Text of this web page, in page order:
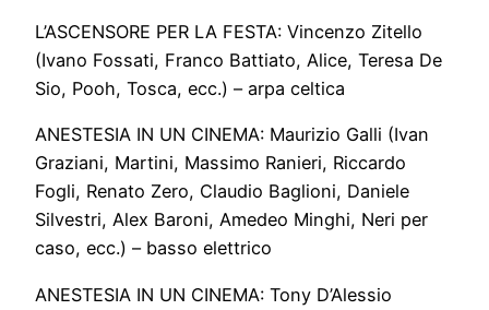
L’ASCENSORE PER LA FESTA: Vincenzo Zitello
(Ivano Fossati, Franco Battiato, Alice, Teresa De
Sio, Pooh, Tosca, ecc.) – arpa celtica
ANESTESIA IN UN CINEMA: Maurizio Galli (Ivan
Graziani, Martini, Massimo Ranieri, Riccardo
Fogli, Renato Zero, Claudio Baglioni, Daniele
Silvestri, Alex Baroni, Amedeo Minghi, Neri per
caso, ecc.) – basso elettrico
ANESTESIA IN UN CINEMA: Tony D’Alessio